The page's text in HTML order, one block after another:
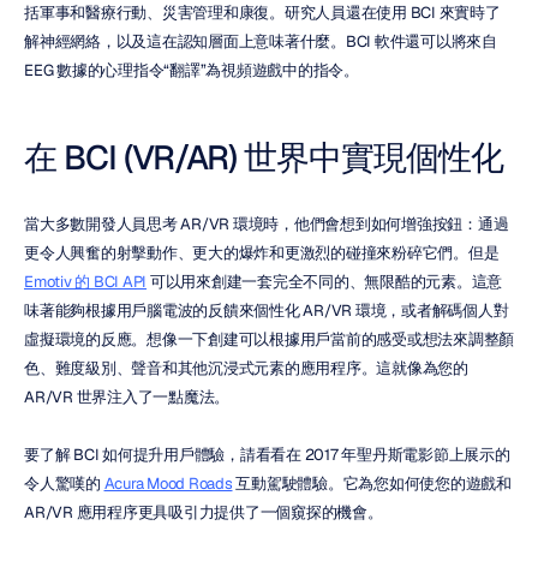
括軍事和醫療行動、災害管理和康復。研究人員還在使用 BCI 來實時了
解神經網絡，以及這在認知層面上意味著什麼。BCI 軟件還可以將來自
EEG 數據的心理指令“翻譯”為視頻遊戲中的指令。
在 BCI (VR/AR) 世界中實現個性化
當大多數開發人員思考 AR/VR 環境時，他們會想到如何增強按鈕：通過
Emotiv 的 BCI API 可以用來創建一套完全不同的、無限酷的元素。這意
味著能夠根據用戶腦電波的反饋來個性化 AR/VR 環境，或者解碼個人對
虛擬環境的反應。想像一下創建可以根據用戶當前的感受或想法來調整顏
色、難度級別、聲音和其他沉浸式元素的應用程序。這就像為您的
AR/VR 世界注入了一點魔法。
要了解 BCI 如何提升用戶體驗，請看看在 2017 年聖丹斯電影節上展示的
令人驚嘆的 Acura Mood Roads 互動駕駛體驗。它為您如何使您的遊戲和
AR/VR 應用程序更具吸引力提供了一個窺探的機會。